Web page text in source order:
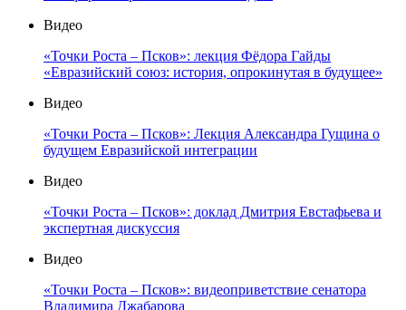
Видео
«Точки Роста – Псков»: лекция Фёдора Гайды
«Евразийский союз: история, опрокинутая в будущее»
Видео
«Точки Роста – Псков»: Лекция Александра Гущина о
будущем Евразийской интеграции
Видео
«Точки Роста – Псков»: доклад Дмитрия Евстафьева и
экспертная дискуссия
Видео
«Точки Роста – Псков»: видеоприветствие сенатора
Владимира Джабарова